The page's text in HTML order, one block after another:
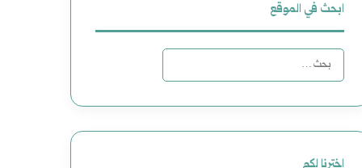
ابحث في الموقع
اخترنا لكم